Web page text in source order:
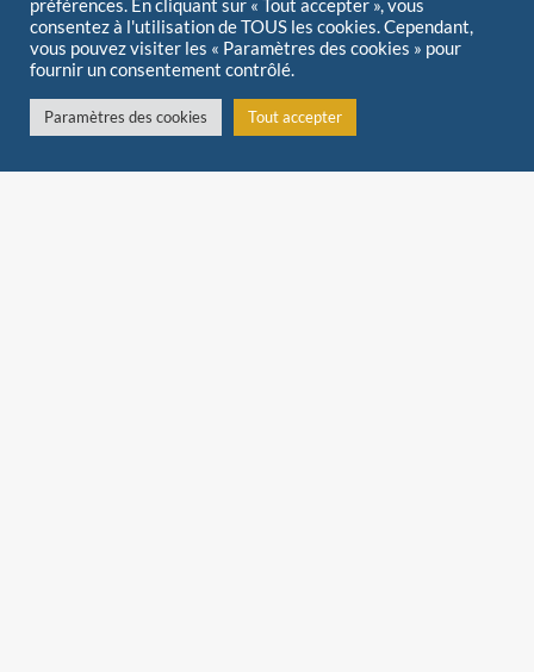
préférences. En cliquant sur « Tout accepter », vous
consentez à l'utilisation de TOUS les cookies. Cependant,
vous pouvez visiter les « Paramètres des cookies » pour
fournir un consentement contrôlé.
Paramètres des cookies Tout accepter